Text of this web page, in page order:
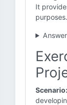
It
Answer
Scenario: